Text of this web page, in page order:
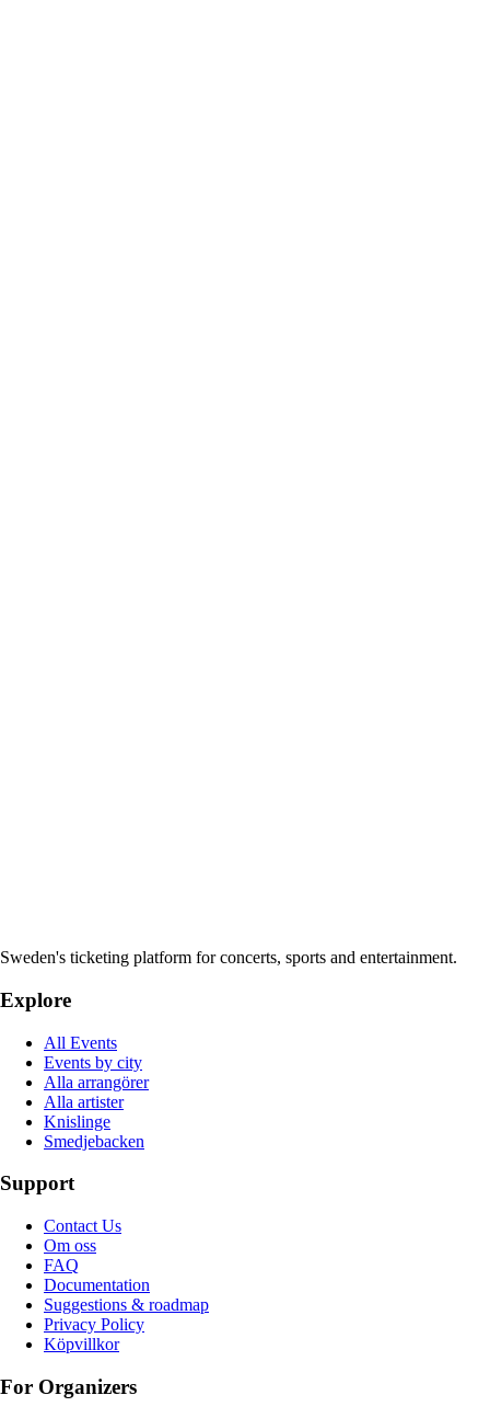
Sweden's ticketing platform for concerts, sports and entertainment.
Explore
All Events
Events by city
Alla arrangörer
Alla artister
Knislinge
Smedjebacken
Support
Contact Us
Om oss
FAQ
Documentation
Suggestions & roadmap
Privacy Policy
Köpvillkor
For Organizers